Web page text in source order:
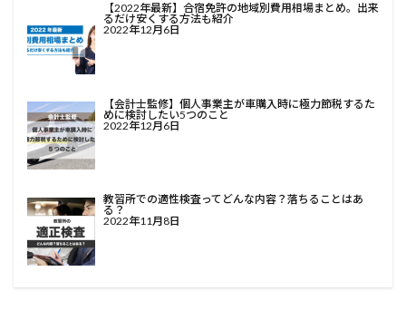
【2022年最新】合宿免許の地域別費用相場まとめ。出来
るだけ安くする方法も紹介
2022年12月6日
【会計士監修】個人事業主が車購入時に極力節税するた
めに検討したい5つのこと
2022年12月6日
教習所での適性検査ってどんな内容？落ちることはあ
る？
2022年11月8日